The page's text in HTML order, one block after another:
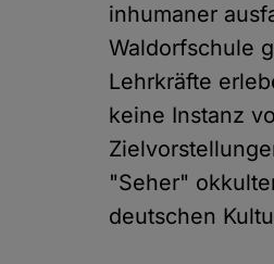
inhumaner
Waldorfschule
Lehrkräfte
keine Instanz
"Seher"
deutschen